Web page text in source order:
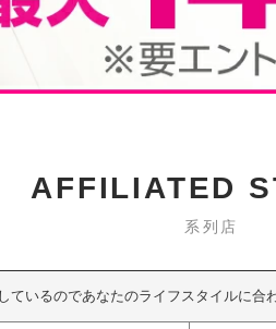
AFFILIATED
系列店
ているのであなたのライフスタイルに合